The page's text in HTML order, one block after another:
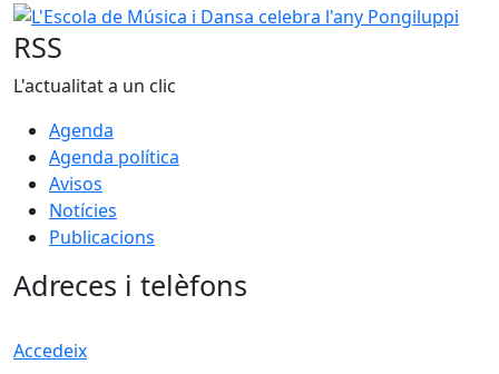
L'Escola de Música i Dansa celebra l'any Pongiluppi
RSS
L'actualitat a un clic
Agenda
Agenda política
Avisos
Notícies
Publicacions
Adreces i telèfons
Accedeix